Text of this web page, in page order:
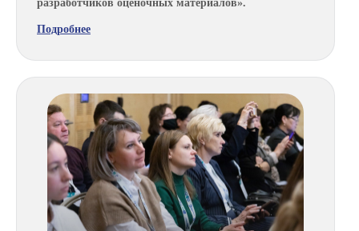
разработчиков оценочных материалов».
Подробнее